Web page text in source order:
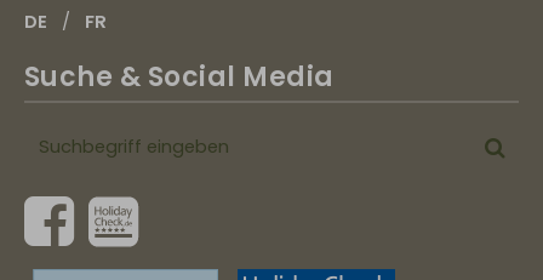
DE FR
Suche & Social Media
Suchbegriff